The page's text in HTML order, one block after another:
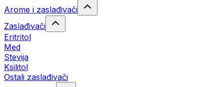
Arome i zaslađivači
Zaslađivači
Eritritol
Med
Stevija
Ksilitol
Ostali zaslađivači